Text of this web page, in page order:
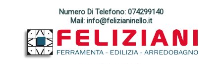
Numero Di Telefono: 074299140
Mail: info@felizianinello.it